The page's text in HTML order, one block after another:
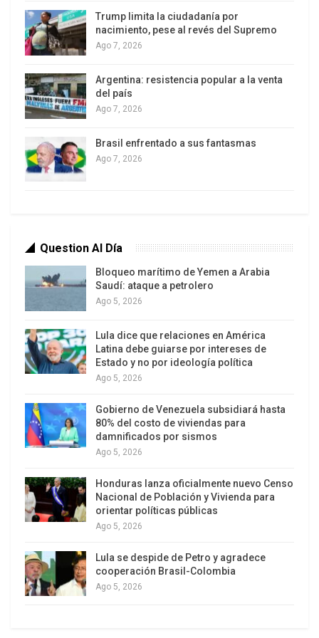
para delinquir.
Se informó que Hernández envió una carta escrita
ayuda para asegurar su regreso a casa.
La esposa de Alex Saab, Camila Fabri, durante un acto en Caracas.
En octubre, el Departamento de Estado dijo que
Hernández fue “detenido injustamente”.
Recientemente, un funcionario del gobierno,
hablando en segundo plano, señaló que Estados
Unidos no “discute las conversaciones
diplomáticas en curso” cuando se le preguntó
sobre el caso y la posibilidad de un intercambio de
venezolano, Alex Saab.
El portavoz agregó que la administración de Biden
estaba presionando activamente para que se
liberara a los estadounidenses detenidos en
Venezuela. El funcionario fue cuidadoso con sus
palabras porque las conversaciones relacionadas
Trump limita la ciudadanía por
nacimiento, pese al revés del Supremo
Ago 7, 2026
Argentina: resistencia popular a la venta
del país
Ago 7, 2026
Brasil enfrentado a sus fantasmas
Ago 7, 2026
Question Al Día
Bloqueo marítimo de Yemen a Arabia
Saudí: ataque a petrolero
Ago 5, 2026
Lula dice que relaciones en América
Latina debe guiarse por intereses de
Estado y no por ideología política
Ago 5, 2026
Gobierno de Venezuela subsidiará hasta
80% del costo de viviendas para
damnificados por sismos
Ago 5, 2026
Honduras lanza oficialmente nuevo Censo
Nacional de Población y Vivienda para
orientar políticas públicas
Ago 5, 2026
Lula se despide de Petro y agradece
cooperación Brasil-Colombia
Ago 5, 2026